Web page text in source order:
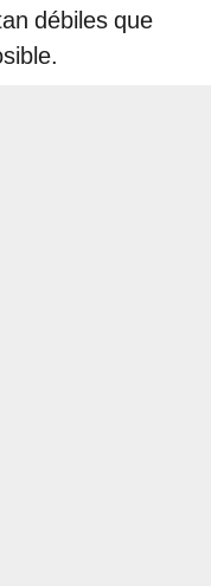
débiles que